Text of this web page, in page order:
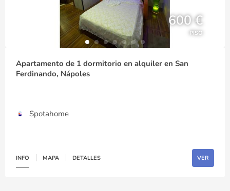
600 €
PISO
Apartamento de 1 dormitorio en alquiler en San
Ferdinando, Nápoles
Spotahome
INFO MAPA DETALLES VER